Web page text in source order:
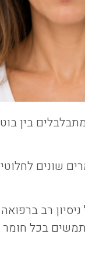
בין
שונים
ניסיון רב
בכל